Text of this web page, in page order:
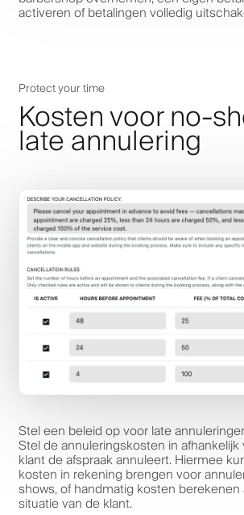
activeren of betalingen volledig
Protect your time
Kosten voor no-
late annulering
Stel een beleid op voor late
Stel de annuleringskosten in
klant de afspraak annuleert. Hiermee
kosten in rekening brengen voor
shows, of handmatig kosten berekenen
situatie van de klant.